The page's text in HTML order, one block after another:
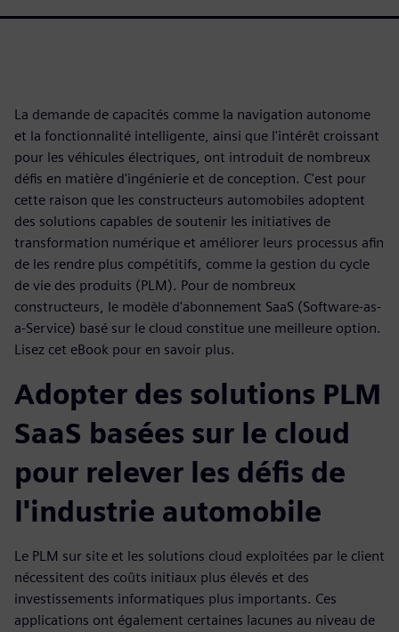
La demande de capacités comme la navigation autonome
et la fonctionnalité intelligente, ainsi que l'intérêt croissant
pour les véhicules électriques, ont introduit de nombreux
défis en matière d'ingénierie et de conception. C'est pour
cette raison que les constructeurs automobiles adoptent
des solutions capables de soutenir les initiatives de
transformation numérique et améliorer leurs processus afin
de les rendre plus compétitifs, comme la gestion du cycle
de vie des produits (PLM). Pour de nombreux
constructeurs, le modèle d'abonnement SaaS (Software-as-
a-Service) basé sur le cloud constitue une meilleure option.
Lisez cet eBook pour en savoir plus.
Adopter des solutions PLM
SaaS basées sur le cloud
pour relever les défis de
l'industrie automobile
Le PLM sur site et les solutions cloud exploitées par le client
nécessitent des coûts initiaux plus élevés et des
investissements informatiques plus importants. Ces
applications ont également certaines lacunes au niveau de